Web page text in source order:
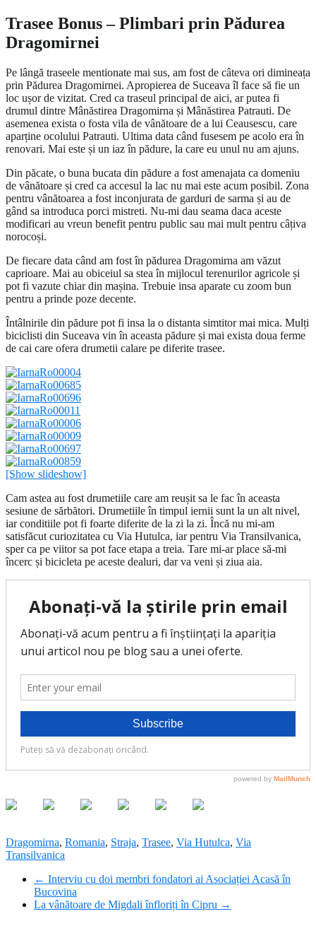
Trasee Bonus – Plimbari prin Pădurea
Dragomirnei
Pe lângă traseele mentionate mai sus, am fost de câteva ori dimineața
prin Pădurea Dragomirnei. Apropierea de Suceava îl face să fie un
loc ușor de vizitat. Cred ca traseul principal de aici, ar putea fi
drumul dintre Mânăstirea Dragomirna și Mânăstirea Patrauti. De
asemenea exista o fosta vila de vânătoare de a lui Ceausescu, care
aparține ocolului Patrauti. Ultima data când fusesem pe acolo era în
renovari. Mai este și un iaz în pădure, la care eu unul nu am ajuns.
Din păcate, o buna bucata din pădure a fost amenajata ca domeniu
de vânătoare și cred ca accesul la lac nu mai este acum posibil. Zona
pentru vânătoarea a fost inconjurata de garduri de sarma și au de
gând sa introduca porci mistreti. Nu-mi dau seama daca aceste
modificari au vreun benefit pentru public sau mai mult pentru câțiva
norocoși.
De fiecare data când am fost în pădurea Dragomirna am văzut
caprioare. Mai au obiceiul sa stea în mijlocul terenurilor agricole și
pot fi vazute chiar din mașina. Trebuie insa aparate cu zoom bun
pentru a prinde poze decente.
Întâlnirile din pădure pot fi insa la o distanta simtitor mai mica. Mulți
biciclisti din Suceava vin în aceasta pădure și mai exista doua ferme
de cai care ofera drumetii calare pe diferite trasee.
[Show slideshow]
Cam astea au fost drumetiile care am reușit sa le fac în aceasta
sesiune de sărbători. Drumetiile în timpul iernii sunt la un alt nivel,
iar conditiile pot fi foarte diferite de la zi la zi. Încă nu mi-am
satisfăcut curiozitatea cu Via Hutulca, iar pentru Via Transilvanica,
sper ca pe viitor sa pot face etapa a treia. Tare mi-ar place să-mi
încerc și bicicleta pe aceste dealuri, dar va veni și ziua aia.
Dragomirna, Romania, Straja, Trasee, Via Hutulca, Via
Transilvanica
← Interviu cu doi membri fondatori ai Asociației Acasă în
Bucovina
La vânătoare de Migdali înfloriți în Cipru →